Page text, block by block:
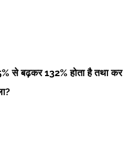
से बढ़कर 132% होता है तथा कर